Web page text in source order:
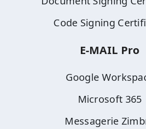
Code Signing
E-MAIL Pro
Google
Microsoft 365
Messagerie